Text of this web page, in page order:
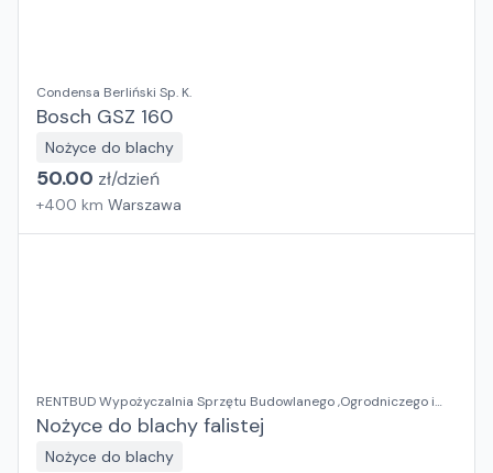
Condensa Berliński Sp. K.
Bosch GSZ 160
Nożyce do blachy
50.00 zł/dzień
+400 km Warszawa
RENTBUD Wypożyczalnia Sprzętu Budowlanego ,Ogrodniczego i
Elektronarzędzi
Nożyce do blachy falistej
Nożyce do blachy